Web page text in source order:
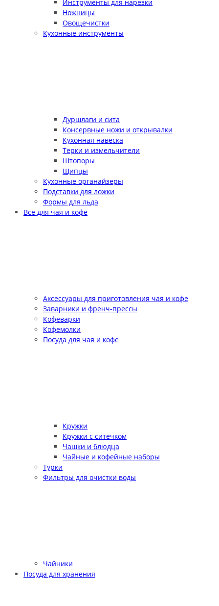
Инструменты для нарезки
Ножницы
Овощечистки
Кухонные инструменты
Дуршлаги и сита
Консервные ножи и открывалки
Кухонная навеска
Терки и измельчители
Штопоры
Щипцы
Кухонные органайзеры
Подставки для ложки
Формы для льда
Все для чая и кофе
Аксессуары для приготовления чая и кофе
Заварники и френч-прессы
Кофеварки
Кофемолки
Посуда для чая и кофе
Кружки
Кружки с ситечком
Чашки и блюдца
Чайные и кофейные наборы
Турки
Фильтры для очистки воды
Чайники
Посуда для хранения